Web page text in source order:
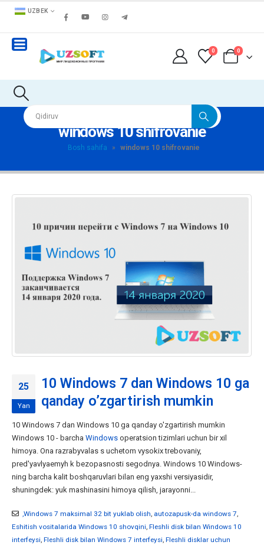
UZBEK
0 0
windows 10 shifrovanie
Bosh sahifa » windows 10 shifrovanie
25
Yan
10 Windows 7 dan Windows 10 ga
qanday o’zgartirish mumkin
10 Windows 7 dan Windows 10 ga qanday o'zgartirish mumkin
Windows 10 - barcha Windows operatsion tizimlari uchun bir xil
himoya. Ona razrabyvalas s uchetom vysokix trebovaniy,
pred'yavlyaemyh k bezopasnosti segodnya. Windows 10 Windows-
ning barcha kalit boshqaruvlari bilan eng yaxshi versiyasidir,
shuningdek: yuk mashinasini himoya qilish, jarayonni...
,Windows 7 maksimal 32 bit yuklab olish, autozapusk-da windows 7,
Eshitish vositalarida Windows 10 shovqini, Fleshli disk bilan Windows 10
interfeysi, Fleshli disk bilan Windows 7 interfeysi, Fleshli disklar uchun